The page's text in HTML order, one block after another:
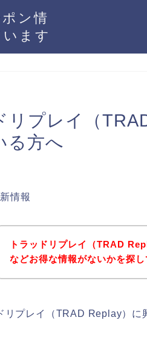
ン情
ます
リプレイ（
る方へ
情報
トラッドリプレイ（TRAD
などお得な情報がないかを探
リプレイ（TRAD Replay）に